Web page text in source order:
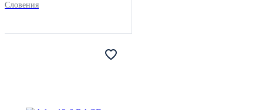
Словения